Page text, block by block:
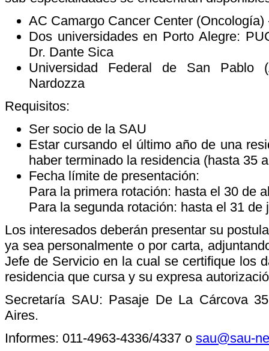
AC Camargo Cancer Center (Oncología)
Dos universidades en Porto Alegre:
Dr. Dante Sica
Universidad Federal de San Pablo
Nardozza
Requisitos:
Ser socio de la SAU
Estar cursando el último año de una
haber terminado la residencia (hasta 35
Fecha límite de presentación:
Para la primera rotación: hasta el 30 de
Para la segunda rotación: hasta el 31 de
Los interesados deberán presentar su
ya sea personalmente o por carta,
Jefe de Servicio en la cual se certifique los
residencia que cursa y su expresa
Secretaría SAU: Pasaje De La Cárcova
Aires.
Informes: 011-4963-4336/4337 o sau@sau-